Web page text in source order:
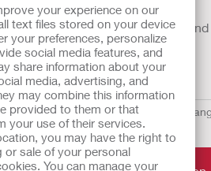
your experience on our
text files stored on your device
your preferences, personalize
social media features, and
share information about your
media, advertising, and
may combine this information
provided to them or that
your use of their services.
you may have the right to
sale of your personal
You can manage your
der EU vertrieben werden, sind
gekennzeichnet
Datenschutzerklärung
Mitteilung
Website sind nicht als